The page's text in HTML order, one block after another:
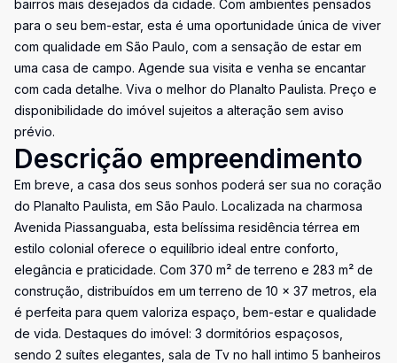
bairros mais desejados da cidade. Com ambientes pensados
para o seu bem-estar, esta é uma oportunidade única de viver
com qualidade em São Paulo, com a sensação de estar em
uma casa de campo. Agende sua visita e venha se encantar
com cada detalhe. Viva o melhor do Planalto Paulista. Preço e
disponibilidade do imóvel sujeitos a alteração sem aviso
prévio.
Descrição empreendimento
Em breve, a casa dos seus sonhos poderá ser sua no coração
do Planalto Paulista, em São Paulo. Localizada na charmosa
Avenida Piassanguaba, esta belíssima residência térrea em
estilo colonial oferece o equilíbrio ideal entre conforto,
elegância e praticidade. Com 370 m² de terreno e 283 m² de
construção, distribuídos em um terreno de 10 x 37 metros, ela
é perfeita para quem valoriza espaço, bem-estar e qualidade
de vida. Destaques do imóvel: 3 dormitórios espaçosos,
sendo 2 suítes elegantes, sala de Tv no hall intimo 5 banheiros